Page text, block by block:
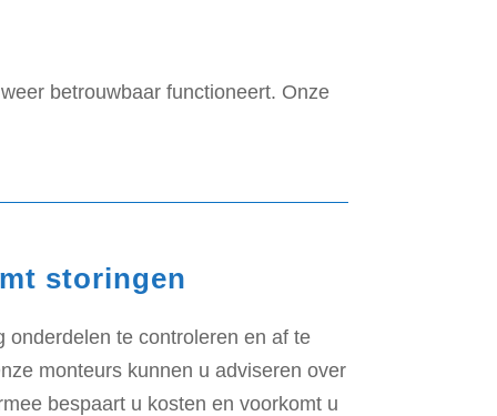
betrouwbaar functioneert. Onze
storingen
onderdelen te controleren en af te
monteurs kunnen u adviseren over
bespaart u kosten en voorkomt u